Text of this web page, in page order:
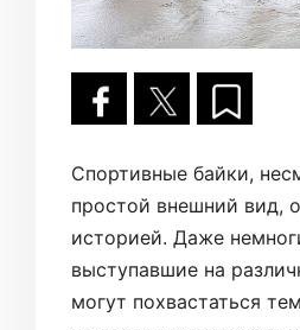
Спортивные байки,
простой внешний вид,
историей. Даже
выступавшие на
могут похвастаться